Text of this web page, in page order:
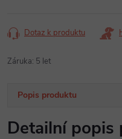
Dotaz k produktu
Záruka: 5 let
Popis produktu
Detailní popis